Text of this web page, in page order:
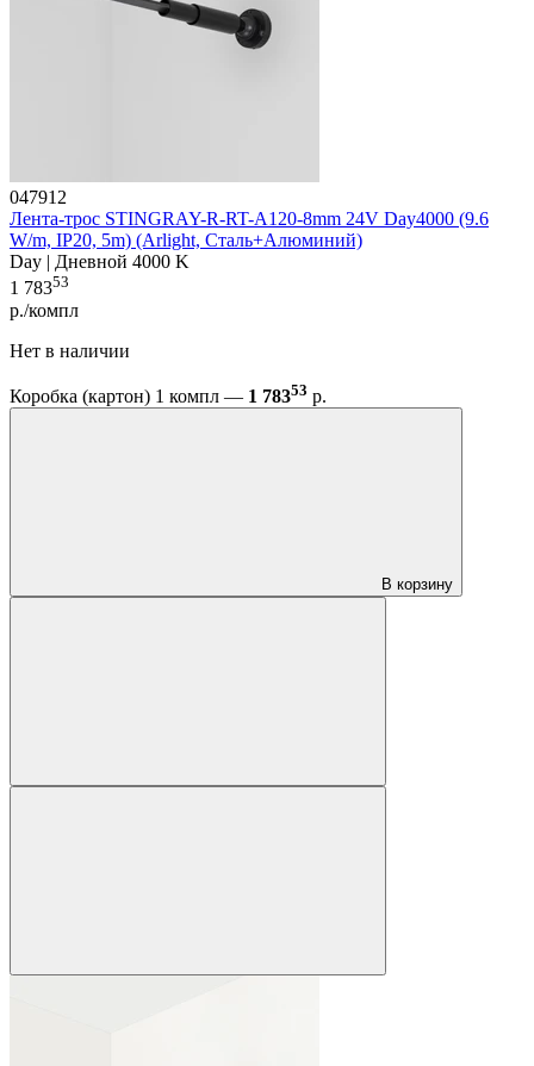
047912
Лента-трос STINGRAY-R-RT-A120-8mm 24V Day4000 (9.6
W/m, IP20, 5m) (Arlight, Сталь+Алюминий)
Day | Дневной 4000 K
1 78353
р./компл
Нет в наличии
Коробка (картон) 1 компл — 1 78353 р.
В корзину